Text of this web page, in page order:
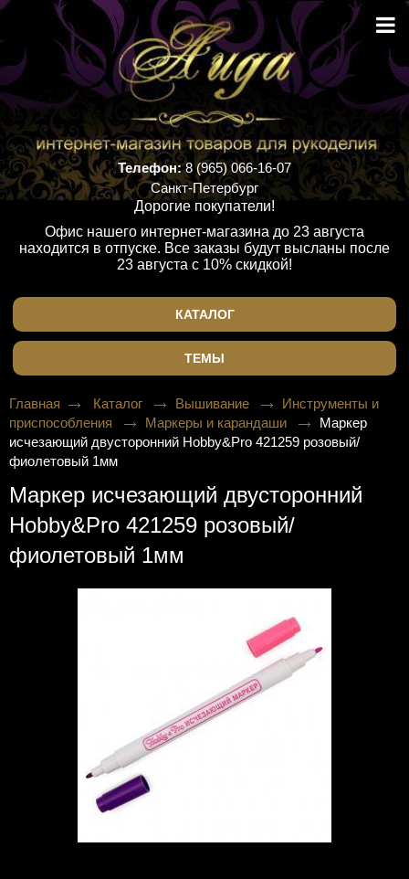
Телефон:8 (965) 066-16-07
Санкт-Петербург
Дорогие покупатели!
Офис нашего интернет-магазина до 23 августа
находится в отпуске. Все заказы будут высланы после
23 августа с 10% скидкой!
КАТАЛОГ
ТЕМЫ
Главная Каталог Вышивание
Инструменты и
приспособления
Маркеры и карандаши
Маркер
исчезающий двусторонний Hobby&Pro 421259 розовый/
фиолетовый 1мм
Маркер исчезающий двусторонний
Hobby&Pro 421259 розовый/
фиолетовый 1мм